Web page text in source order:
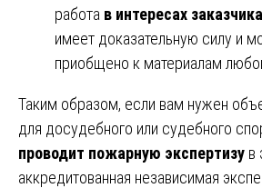
работа в интересах заказчика
имеет доказательную силу и
приобщено к материалам
Таким образом, если вам нужен
для досудебного или судебного
проводит пожарную экспертизу в
аккредитованная независимая